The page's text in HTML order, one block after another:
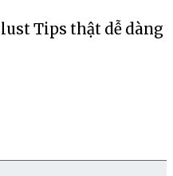
Tips thật dễ dàng